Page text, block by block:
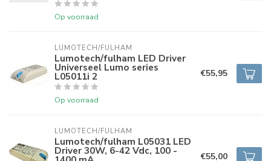
Op voorraad
LUMOTECH/FULHAM
Lumotech/fulham LED Driver
Universeel Lumo series
L05011i 2
Op voorraad
€55,95
LUMOTECH/FULHAM
Lumotech/fulham L05031 LED
Driver 30W, 6-42 Vdc, 100 - €55,00